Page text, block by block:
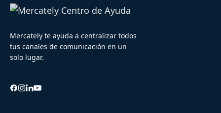
Mercately te ayuda a centralizar todos
tus canales de comunicación en un
solo lugar.